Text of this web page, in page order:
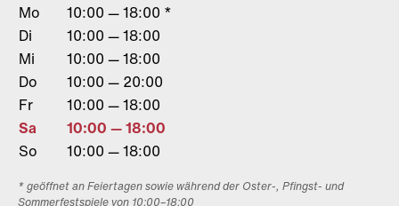
Mo
10:00 — 18:00 *
Di
10:00 — 18:00
Mi
10:00 — 18:00
Do
10:00 — 20:00
Fr
10:00 — 18:00
Sa
10:00 — 18:00
So
10:00 — 18:00
* geöffnet an Feiertagen sowie während der Oster-, Pfingst- und
Sommerfestspiele von 10:00–18:00